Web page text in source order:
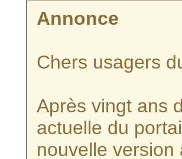
Annonce
Chers usagers
Après vingt ans
actuelle du
nouvelle version